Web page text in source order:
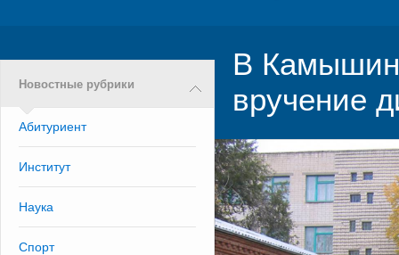
Новостные рубрики
Абитуриент
Институт
Наука
Спорт
В
вручение